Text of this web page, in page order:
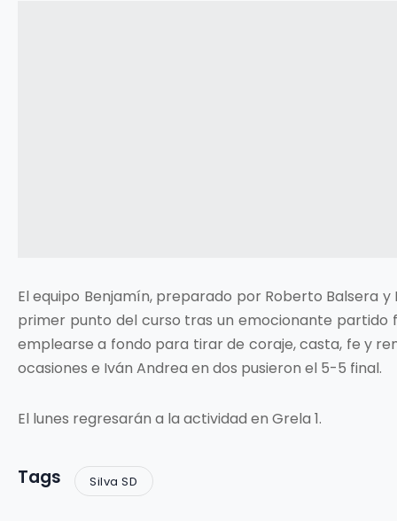
El equipo Benjamín, preparado por Roberto Balsera
primer punto del curso tras un emocionante partido
emplearse a fondo para tirar de coraje, casta, fe y
ocasiones e Iván Andrea en dos pusieron el 5-5 final.
El lunes regresarán a la actividad en Grela 1.
Tags Silva SD